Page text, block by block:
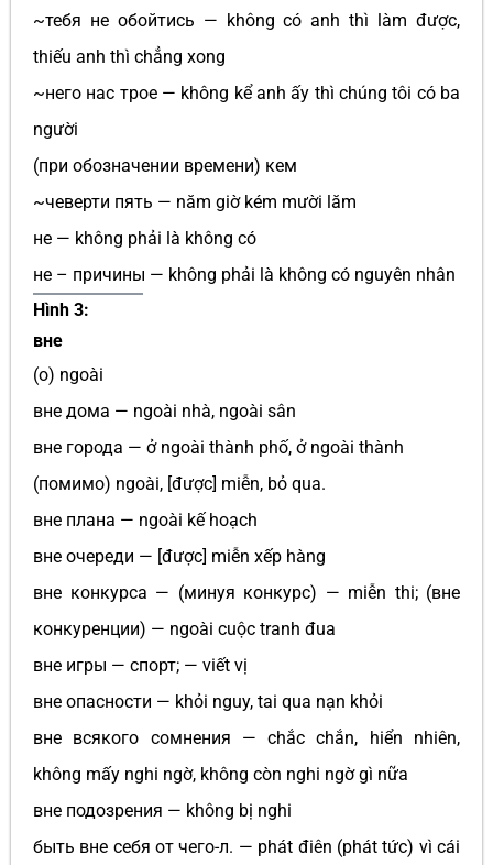
~тебя не обойтись — không có anh thì làm được,
thiếu anh thì chẳng xong
~него нас трое — không kể anh ấy thì chúng tôi có ba
người
(при обозначении времени) кем
~чеверти пять — năm giờ kém mười lăm
не — không phải là không có
не – причины — không phải là không có nguyên nhân
Hình 3:
вне
(o) ngoài
вне дома — ngoài nhà, ngoài sân
вне города — ở ngoài thành phố, ở ngoài thành
(помимо) ngoài, [được] miễn, bỏ qua.
вне плана — ngoài kế hoạch
вне очереди — [được] miễn xếp hàng
вне конкурса — (минуя конкурс) — miễn thi; (вне
конкуренции) — ngoài cuộc tranh đua
вне игры — спорт; — viết vị
вне опасности — khỏi nguy, tai qua nạn khỏi
вне всякого сомнения — chắc chắn, hiển nhiên,
không mấy nghi ngờ, không còn nghi ngờ gì nữa
вне подозрения — không bị nghi
быть вне себя от чего-л. — phát điên (phát tức) vì cái